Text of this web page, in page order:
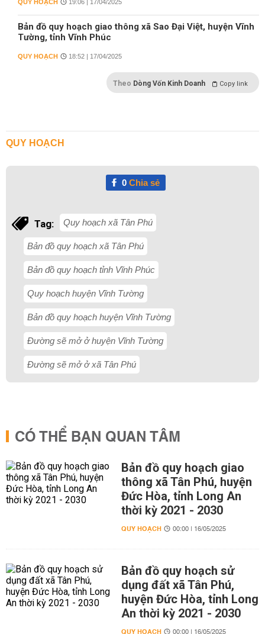
QUY HOẠCH 19:06 | 17/04/2025
Bản đồ quy hoạch giao thông xã Sao Đại Việt, huyện Vĩnh
Tường, tỉnh Vĩnh Phúc
QUY HOẠCH 18:52 | 17/04/2025
Theo Dòng Vốn Kinh Doanh Copy link
QUY HOẠCH
0Chia sẻ
Tag: Quy hoạch xã Tân Phú
Bản đồ quy hoạch xã Tân Phú
Bản đồ quy hoạch tỉnh Vĩnh Phúc
Quy hoạch huyện Vĩnh Tường
Bản đồ quy hoạch huyện Vĩnh Tường
Đường sẽ mở ở huyện Vĩnh Tường
Đường sẽ mở ở xã Tân Phú
CÓ THỂ BẠN QUAN TÂM
Bản đồ quy hoạch giao
thông xã Tân Phú, huyện
Đức Hòa, tỉnh Long An
thời kỳ 2021 - 2030
QUY HOẠCH 00:00 | 16/05/2025
Bản đồ quy hoạch sử
dụng đất xã Tân Phú,
huyện Đức Hòa, tỉnh Long
An thời kỳ 2021 - 2030